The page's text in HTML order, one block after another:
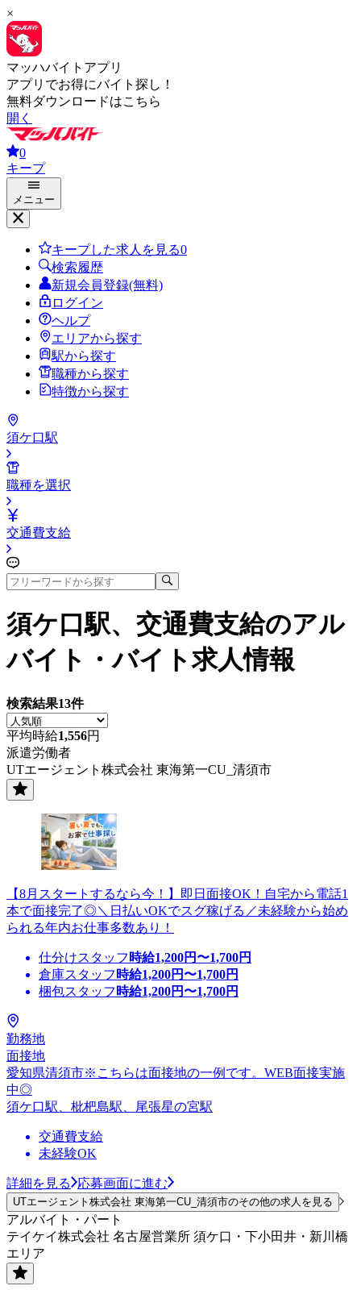
×
マッハバイトアプリ
アプリでお得にバイト探し！
無料ダウンロードはこちら
開く
0
キープ
メニュー
キープした求人を見る0
検索履歴
新規会員登録(無料)
ログイン
ヘルプ
エリアから探す
駅から探す
職種から探す
特徴から探す
須ケ口駅
職種を選択
交通費支給
須ケ口駅、交通費支給のアル
バイト・バイト求人情報
検索結果13件
平均時給1,556円
派遣労働者
UTエージェント株式会社 東海第一CU_清須市
【8月スタートするなら今！】即日面接OK！自宅から電話1
本で面接完了◎＼日払いOKでスグ稼げる／未経験から始め
られる年内お仕事多数あり！
仕分けスタッフ 時給1,200円〜1,700円
倉庫スタッフ 時給1,200円〜1,700円
梱包スタッフ 時給1,200円〜1,700円
勤務地
面接地
愛知県清須市※こちらは面接地の一例です。WEB面接実施
中◎
須ケ口駅、枇杷島駅、尾張星の宮駅
交通費支給
未経験OK
詳細を見る 応募画面に進む
UTエージェント株式会社 東海第一CU_清須市のその他の求人を見る
アルバイト・パート
テイケイ株式会社 名古屋営業所 須ケ口・下小田井・新川橋
エリア